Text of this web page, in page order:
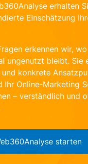
erhalten
Einschätzung
erkennen wir,
ungenutzt bleibt. Sie
und konkrete
Ihr Online-Marketing
– verständlich und
starten